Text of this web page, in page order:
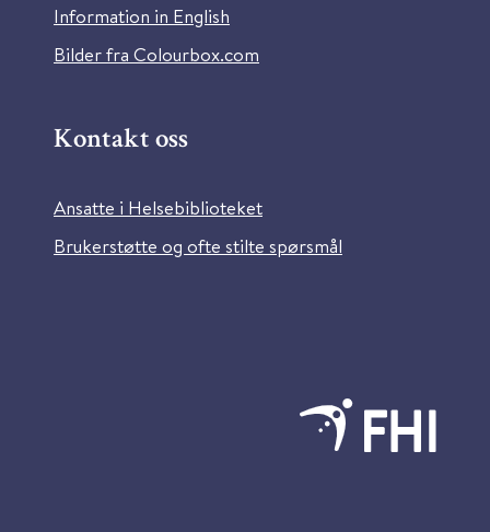
Information in English
Bilder fra Colourbox.com
Kontakt oss
Ansatte i Helsebiblioteket
Brukerstøtte og ofte stilte spørsmål